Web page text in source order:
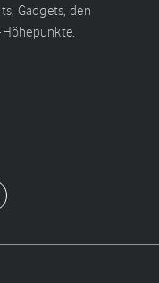
Gadgets, den
Höhepunkte.